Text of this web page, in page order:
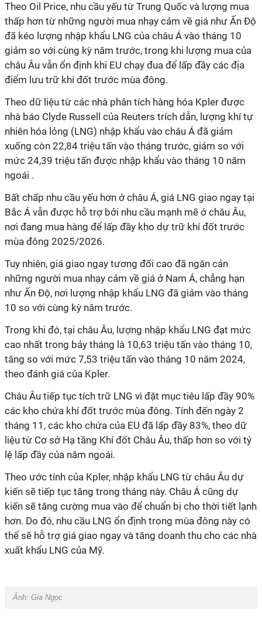
Theo Oil Price, nhu cầu yếu từ Trung Quốc và lượng mua
thấp hơn từ những người mua nhạy cảm về giá như Ấn Độ
đã kéo lượng nhập khẩu LNG của châu Á vào tháng 10
giảm so với cùng kỳ năm trước, trong khi lượng mua của
châu Âu vẫn ổn định khi EU chạy đua để lấp đầy các địa
điểm lưu trữ khí đốt trước mùa đông.
Theo dữ liệu từ các nhà phân tích hàng hóa Kpler được
nhà báo Clyde Russell của Reuters trích dẫn, lượng khí tự
nhiên hóa lỏng (LNG) nhập khẩu vào châu Á đã giảm
xuống còn 22,84 triệu tấn vào tháng trước, giảm so với
mức 24,39 triệu tấn được nhập khẩu vào tháng 10 năm
ngoái .
Bất chấp nhu cầu yếu hơn ở châu Á, giá LNG giao ngay tại
Bắc Á vẫn được hỗ trợ bởi nhu cầu mạnh mẽ ở châu Âu,
nơi đang mua hàng để lấp đầy kho dự trữ khí đốt trước
mùa đông 2025/2026.
Tuy nhiên, giá giao ngay tương đối cao đã ngăn cản
những người mua nhạy cảm về giá ở Nam Á, chẳng hạn
như Ấn Độ, nơi lượng nhập khẩu LNG đã giảm vào tháng
10 so với cùng kỳ năm trước.
Trong khi đó, tại châu Âu, lượng nhập khẩu LNG đạt mức
cao nhất trong bảy tháng là 10,63 triệu tấn vào tháng 10,
tăng so với mức 7,53 triệu tấn vào tháng 10 năm 2024,
theo đánh giá của Kpler.
Châu Âu tiếp tục tích trữ LNG vì đặt mục tiêu lấp đầy 90%
các kho chứa khí đốt trước mùa đông. Tính đến ngày 2
tháng 11, các kho chứa của EU đã lấp đầy 83%, theo dữ
liệu từ Cơ sở Hạ tầng Khí đốt Châu Âu, thấp hơn so với tỷ
lệ lấp đầy của năm ngoái.
Theo ước tính của Kpler, nhập khẩu LNG từ châu Âu dự
kiến ​​sẽ tiếp tục tăng trong tháng này. Châu Á cũng dự
kiến ​​sẽ tăng cường mua vào để chuẩn bị cho thời tiết lạnh
hơn. Do đó, nhu cầu LNG ổn định trong mùa đông này có
thể sẽ hỗ trợ giá giao ngay và tăng doanh thu cho các nhà
xuất khẩu LNG của Mỹ.
Ảnh: Gia Ngọc